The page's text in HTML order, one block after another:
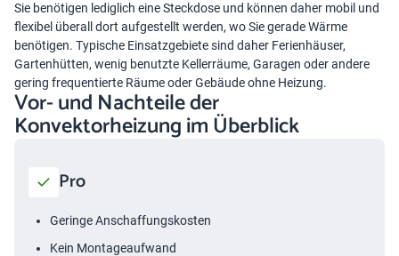
Sie benötigen lediglich eine Steckdose und können daher mobil und
flexibel überall dort aufgestellt werden, wo Sie gerade Wärme
benötigen. Typische Einsatzgebiete sind daher Ferienhäuser,
Gartenhütten, wenig benutzte Kellerräume, Garagen oder andere
gering frequentierte Räume oder Gebäude ohne Heizung.
Vor- und Nachteile der
Konvektorheizung im Überblick
Pro
Geringe Anschaffungskosten
Kein Montageaufwand